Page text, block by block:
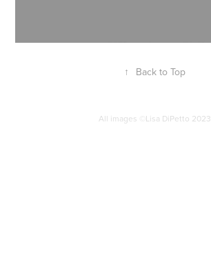
↑ Back to Top
All images ©Lisa DiPetto 2023